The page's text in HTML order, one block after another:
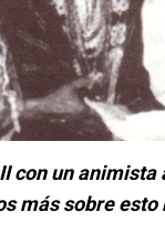
con un animista
más sobre esto